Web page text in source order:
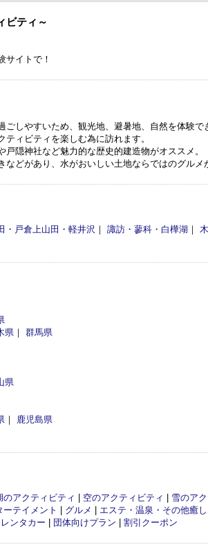
ビティ～
サイトで！
しやすいため、観光地、避暑地、自然を体験で
ィビティを楽しむ為に訪れます。
隠神社など魅力的な歴史的建造物がオススメ。
どがあり、水がおいしい土地ならではのグルメ
・戸倉上山田・軽井沢 ｜ 諏訪・蓼科・白樺湖 ｜
県 ｜ 群馬県
県
｜
鹿児島県
のアクティビティ 空のアクティビティ 雪のア
テイメント グルメ エステ・温泉・その他癒し
レンタカー 団体向けプラン 割引クーポン